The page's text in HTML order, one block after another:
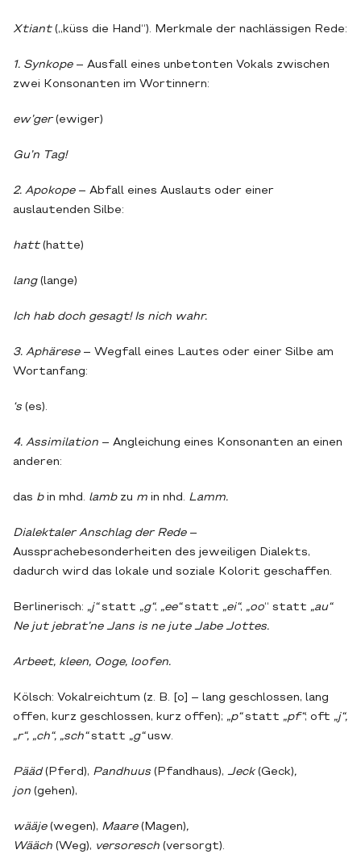
Xtiant („küss die Hand“). Merkmale der nachlässigen Rede:
1. Synkope – Ausfall eines unbetonten Vokals zwischen
zwei Konsonanten im Wortinnern:
ew’ger(ewiger)
Gu’n Tag!
2. Apokope – Abfall eines Auslauts oder einer
auslautenden Silbe:
hatt (hatte)
lang (lange)
Ich hab doch gesagt! Is nich wahr.
3. Aphärese – Wegfall eines Lautes oder einer Silbe am
Wortanfang:
‘s (es).
4. Assimilation – Angleichung eines Konsonanten an einen
anderen:
das b in mhd. lamb zu m in nhd. Lamm.
Dialektaler Anschlag der Rede –
Aussprachebesonderheiten des jeweiligen Dialekts,
dadurch wird das lokale und soziale Kolorit geschaffen.
Berlinerisch: „j“statt „g“, „ee“statt „ei“, „oo“ statt „au“
Ne jut jebrat’ne Jans is ne jute Jabe Jottes.
Arbeet, kleen, Ooge, loofen.
Kölsch: Vokalreichtum (z. B. [o] – lang geschlossen, lang
offen, kurz geschlossen, kurz offen); „p“statt „pf“; oft „j“,
„r“, „ch“, „sch“statt „g“usw.
Pääd (Pferd), Pandhuus (Pfandhaus), Jeck (Geck),
jon (gehen),
wääje (wegen), Maare (Magen),
Wääch (Weg), versoresch (versorgt).